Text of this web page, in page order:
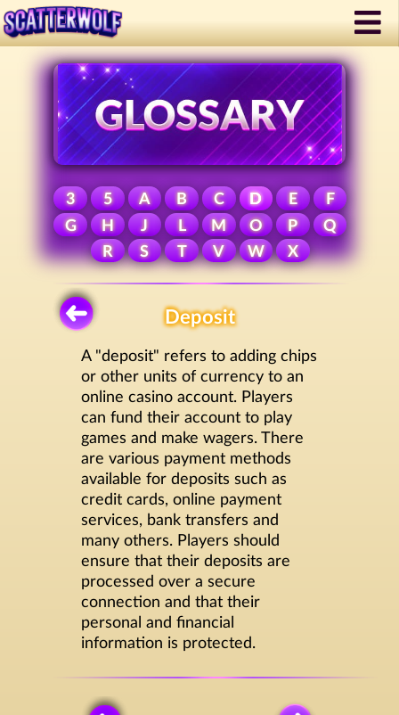
3 5 A B C D E
F
G
H J L M O P
Q
R
S T V W X
Deposit
A "deposit" refers to adding chips
or other units of currency to an
online casino account. Players
can fund their account to play
games and make wagers. There
are various payment methods
available for deposits such as
credit cards, online payment
services, bank transfers and
many others. Players should
ensure that their deposits are
processed over a secure
connection and that their
personal and financial
information is protected.